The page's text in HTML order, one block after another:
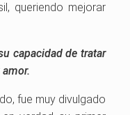
queriendo mejorar
capacidad de tratar
fue muy divulgado